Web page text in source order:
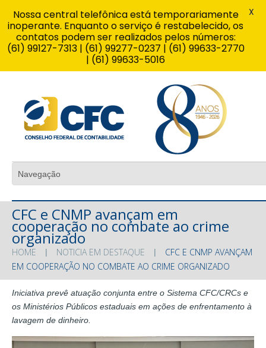
CFC e CNMP avançam em
cooperação no combate ao crime
organizado
HOME NOTICIA EM DESTAQUE
CFC E CNMP AVANÇAM
EM COOPERAÇÃO NO COMBATE AO CRIME ORGANIZADO
Iniciativa prevê atuação conjunta entre o Sistema CFC/CRCs e
os Ministérios Públicos estaduais em ações de enfrentamento à
lavagem de dinheiro.
Nossa central telefônica está temporariamente
inoperante. Enquanto o serviço é restabelecido, os
contatos podem ser realizados pelos números:
(61) 99127-7313 | (61) 99277-0237 | (61) 99633-2770
| (61) 99633-5016
X